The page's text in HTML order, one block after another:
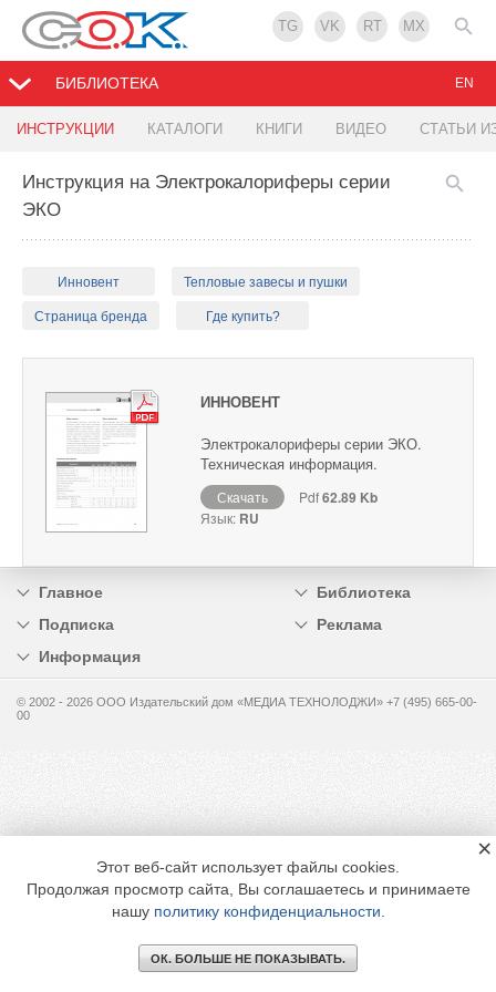
TG VK RT MX
БИБЛИОТЕКА
ИНСТРУКЦИИ КАТАЛОГИ КНИГИ ВИДЕО СТАТЬИ
EN
Инструкция на Электрокалориферы серии
ЭКО
Инновент Тепловые завесы и пушки
Страница бренда Где купить?
ИННОВЕНТ
Электрокалориферы серии ЭКО.
Техническая информация.
Скачать Pdf62.89 Kb
Язык: RU
Главное
Библиотека
Подписка
Реклама
Информация
© 2002 - 2026 OOO Издательский дом «МЕДИА ТЕХНОЛОДЖИ» +7 (495) 665-00-
00
Этот веб-сайт использует файлы cookies.
Продолжая просмотр сайта, Вы соглашаетесь и принимаете
нашу политику конфиденциальности
ОК. БОЛЬШЕ НЕ ПОКАЗЫВАТЬ.
×